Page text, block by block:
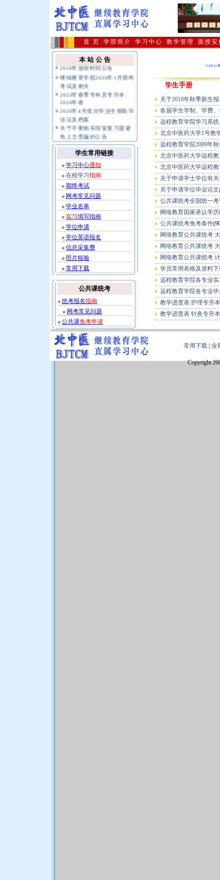
首 页 学部简介 学习中心 教学管理 面授安
本 站 公 告
在校生学习指导、毕业实习
填写范本
2026年放假时间公告
继续教育学院2026年1月期终
考试及相关
2022年春季专科及专升本、
2020年春
2026年4月批次毕业生领取毕
业证及档案
关于不要购买假冒复习题避
免上当受骗的公告
公共课统考报名及相关规定
学生常用链接
学习中心通知
在校学习 指南
期终考试
网考常见问题
毕业名单
实习 填写指南
学位申请
学位英语报名
信息采集费
照片核验
常用下载
公共课统考
统考报名指南
网考常见问题
公共课免考申请
2026
学生手册
关于2018年秋季新生
各届学生学制、学费
远程教育学院学习系
北京中医药大学1号教
远程教育学院2009年
北京中医药大学远程
北京中医药大学远程
关于申请学士学位有
关于申请学位毕业论
公共课统考全国统一
网络教育国家承认学
公共课统考免考条件
网络教育公共课统考
网络教育公共课统考
网络教育公共课统考
学员常用表格及资料
远程教育学院各专业
远程教育学院各专业
教学进度表 护理专升本
教学进度表 针灸专升本
常用下载 业
Copyright